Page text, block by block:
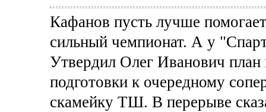
Кафанов пусть лучше
сильный чемпионат. А у
Утвердил Олег Иванович
подготовки к очередному
скамейку ТШ. В перерыве